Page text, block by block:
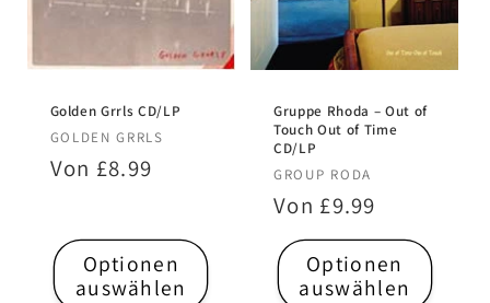
Golden Grrls CD/LP
Anbieter:
GOLDEN GRRLS
Normaler
Von £8.99
Optionen
auswählen
Gruppe Rhoda – Out of
Touch Out of Time
CD/LP
Anbieter:
GROUP RODA
Normaler
Preis
Von £9.99
Optionen
auswählen